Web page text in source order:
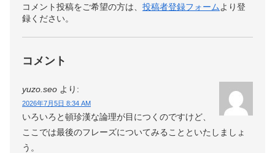
コメント投稿をご希望の方は、 投稿者登録フォームより登
録ください。
コメント
yuzo.seo より:
2026年7月5日 8:34 AM
いろいろと頓珍漢な論理が目につくのですけど、
ここでは最後のフレーズについてみることといたしましょ
う。